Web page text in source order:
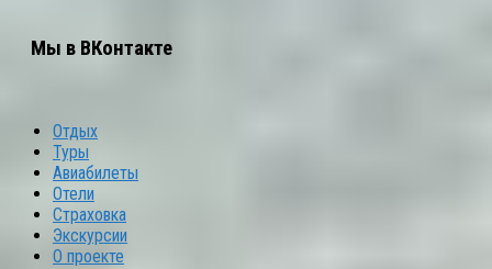
Мы в ВКонтакте
Отдых
Туры
Авиабилеты
Отели
Страховка
Экскурсии
О проекте